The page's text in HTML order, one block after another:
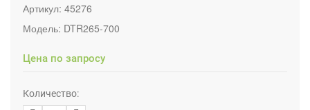
Артикул: 45276
Модель: DTR265-700
Цена по запросу
Количество: